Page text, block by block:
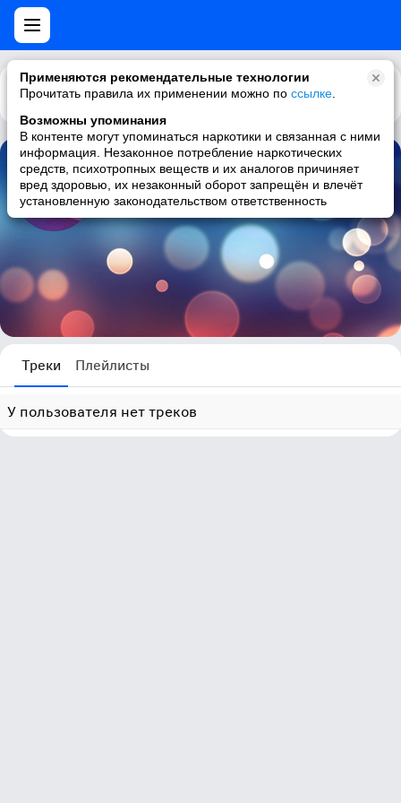
Применяются рекомендательные технологии
Прочитать правила их применении можно по ссылке
Возможны упоминания
В контенте могут упоминаться наркотики и связанная с ними
информация. Незаконное потребление наркотических
средств, психотропных веществ и их аналогов причиняет
вред здоровью, их незаконный оборот запрещён и влечёт
установленную законодательством ответственность
Каталог Рекомендации
Массовая Рассылка Сообщений
0 треков
Треки Плейлисты
У пользователя нет треков